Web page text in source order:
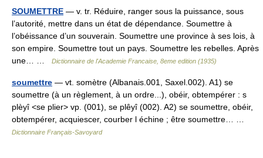
SOUMETTRE — v. tr. Réduire, ranger sous la puissance, sous
l’autorité, mettre dans un état de dépendance. Soumettre à
l’obéissance d’un souverain. Soumettre une province à ses lois, à
son empire. Soumettre tout un pays. Soumettre les rebelles. Après
une… …
Dictionnaire de l'Academie Francaise, 8eme edition (1935)
soumettre — vt. somètre (Albanais.001, Saxel.002). A1) se
soumettre (à un règlement, à un ordre...), obéir, obtempérer : s
plèyî <se plier> vp. (001), se plêyî (002). A2) se soumettre, obéir,
obtempérer, acquiescer, courber l échine ; être soumettre… …
Dictionnaire Français-Savoyard